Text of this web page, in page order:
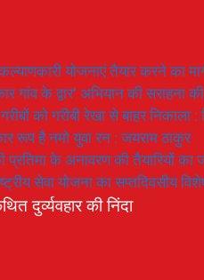
योजनाएं तैयार करने का
के द्वार’ अभियान की सराहना
को गरीबी रेखा से बाहर निकाला :
रूप है नमो युवा रन : जयराम ठाकुर
प्रतिमा के अनावरण की तैयारियों का
सेवा योजना का सप्तदिवसीय
दुर्व्यवहार की निंदा